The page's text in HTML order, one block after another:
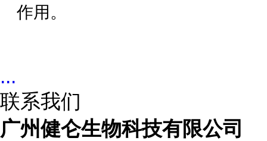
作用。
...
联系我们
广州健仑生物科技有限公司